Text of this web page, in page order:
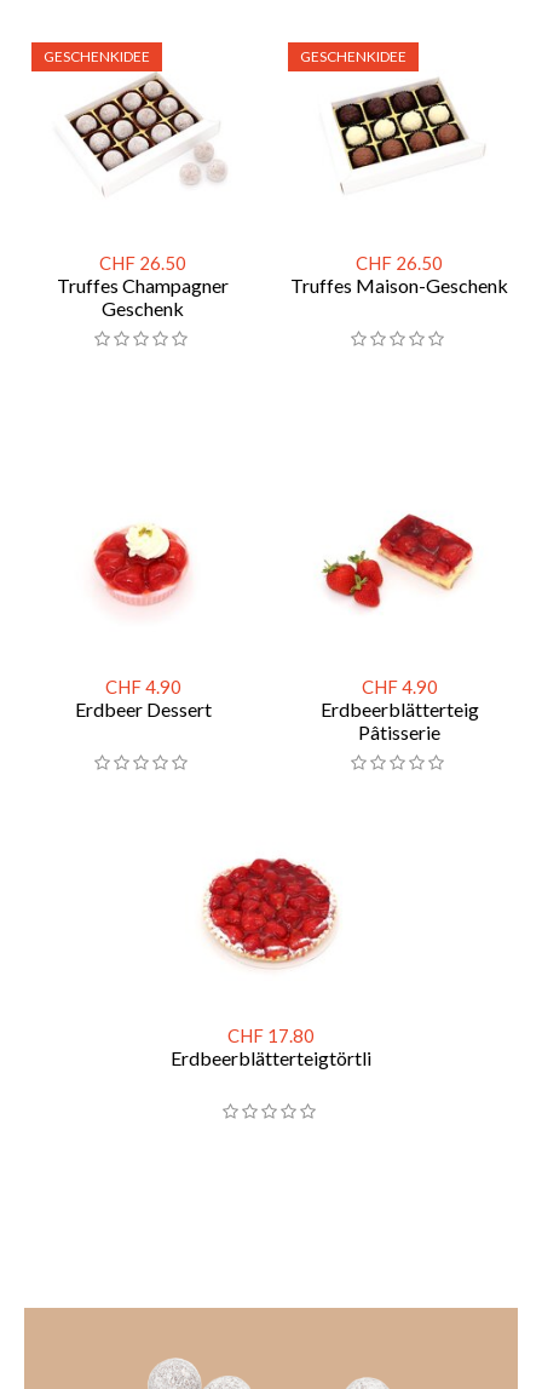
CHF 26.50
Truffes Champagner
Geschenk
GESCHENKIDEE
CHF 26.50
Truffes Maison-Geschenk
GESCHENKIDEE
CHF 4.90
Erdbeer Dessert
CHF 4.90
Erdbeerblätterteig
Pâtisserie
CHF 17.80
Erdbeerblätterteigtörtli